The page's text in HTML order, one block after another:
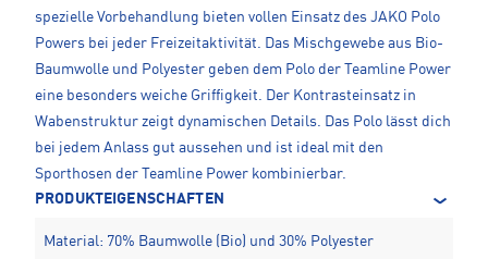
spezielle Vorbehandlung bieten vollen Einsatz des JAKO Polo
Powers bei jeder Freizeitaktivität. Das Mischgewebe aus Bio-
Baumwolle und Polyester geben dem Polo der Teamline Power
eine besonders weiche Griffigkeit. Der Kontrasteinsatz in
Wabenstruktur zeigt dynamischen Details. Das Polo lässt dich
bei jedem Anlass gut aussehen und ist ideal mit den
Sporthosen der Teamline Power kombinierbar.
PRODUKTEIGENSCHAFTEN
Material: 70% Baumwolle (Bio) und 30% Polyester